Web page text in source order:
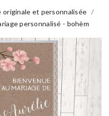
originale et personnalisée
personnalisé - bohèm